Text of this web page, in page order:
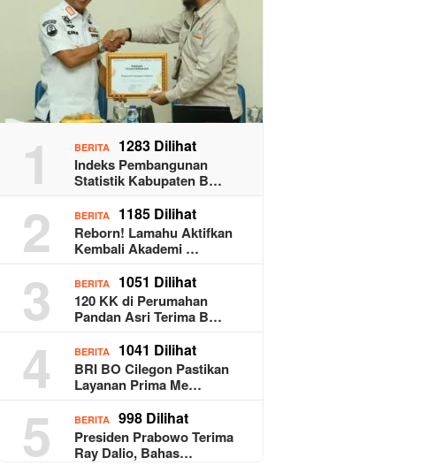
1 BERITA 1283 Dilihat
Indeks Pembangunan
Statistik Kabupaten B…
2 BERITA 1185 Dilihat
Reborn! Lamahu Aktifkan
Kembali Akademi …
3 BERITA 1051 Dilihat
120 KK di Perumahan
Pandan Asri Terima B…
4 BERITA 1041 Dilihat
BRI BO Cilegon Pastikan
Layanan Prima Me…
5 BERITA 998 Dilihat
Presiden Prabowo Terima
Ray Dalio, Bahas…